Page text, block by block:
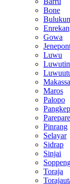
Bone
Gowa
Luwu
Maros
Palopo
Pangkep
Parepare
Pinrang
Selayar
Sidrap
Sinjai
Toraja